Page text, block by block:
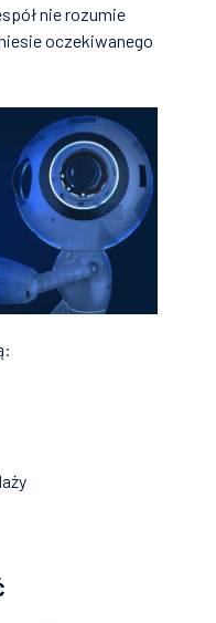
nie rozumie
oczekiwanego